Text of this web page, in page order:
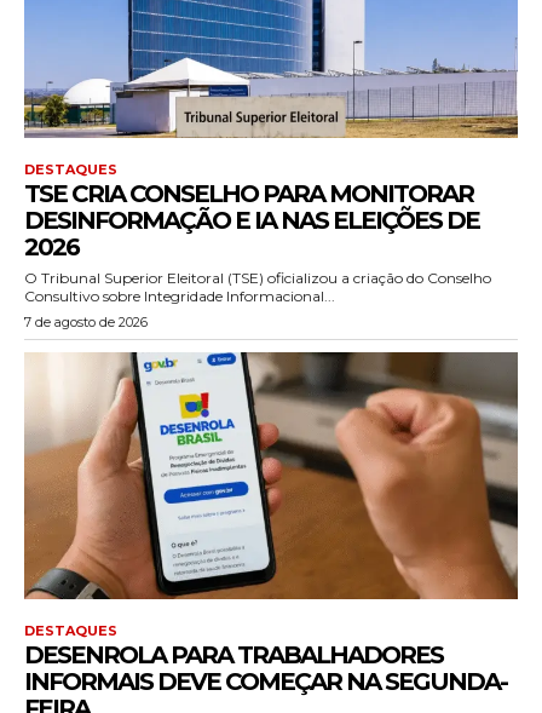
DESTAQUES
TSE CRIA CONSELHO PARA MONITORAR
DESINFORMAÇÃO E IA NAS ELEIÇÕES DE
2026
O Tribunal Superior Eleitoral (TSE) oficializou a criação do Conselho
Consultivo sobre Integridade Informacional...
7 de agosto de 2026
DESTAQUES
DESENROLA PARA TRABALHADORES
INFORMAIS DEVE COMEÇAR NA SEGUNDA-